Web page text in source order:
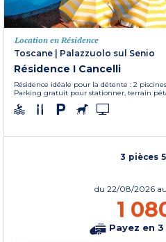
Location en Résidence
Toscane | Palazzuolo sul Senio
Résidence I Cancelli
Résidence idéale pour la détente : 2
Parking gratuit pour stationner, terrain
3 pièces
du 22/08/2026
1
Payez en 3